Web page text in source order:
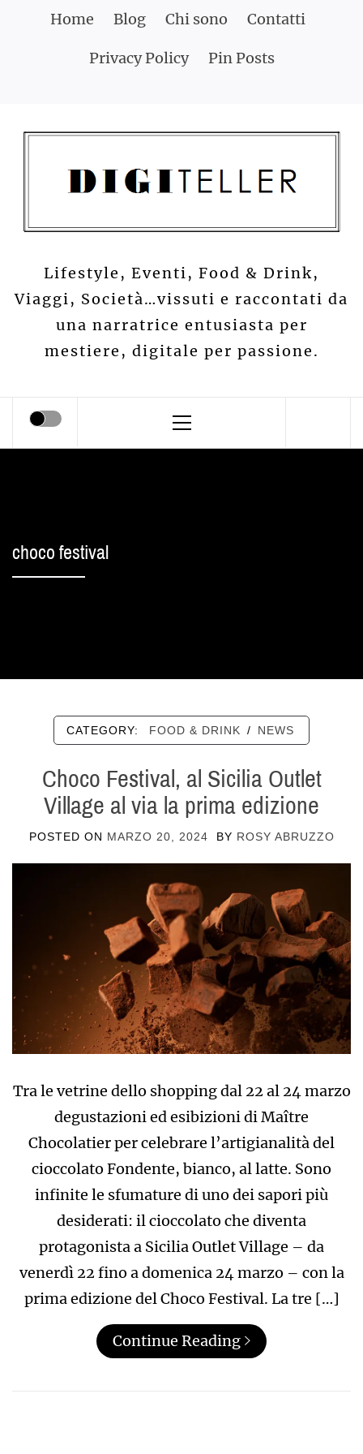
Home Blog Chi sono Contatti
Privacy Policy Pin Posts
Lifestyle, Eventi, Food & Drink,
Viaggi, Società…vissuti e raccontati da
una narratrice entusiasta per
mestiere, digitale per passione.
Menu
choco festival
CATEGORY: FOOD & DRINK / NEWS
Choco Festival, al Sicilia Outlet
Village al via la prima edizione
POSTED ON MARZO 20, 2024 BY ROSY ABRUZZO
Tra le vetrine dello shopping dal 22 al 24 marzo
degustazioni ed esibizioni di Maître
Chocolatier per celebrare l’artigianalità del
cioccolato Fondente, bianco, al latte. Sono
infinite le sfumature di uno dei sapori più
desiderati: il cioccolato che diventa
protagonista a Sicilia Outlet Village – da
venerdì 22 fino a domenica 24 marzo – con la
prima edizione del Choco Festival. La tre […]
Continue Reading